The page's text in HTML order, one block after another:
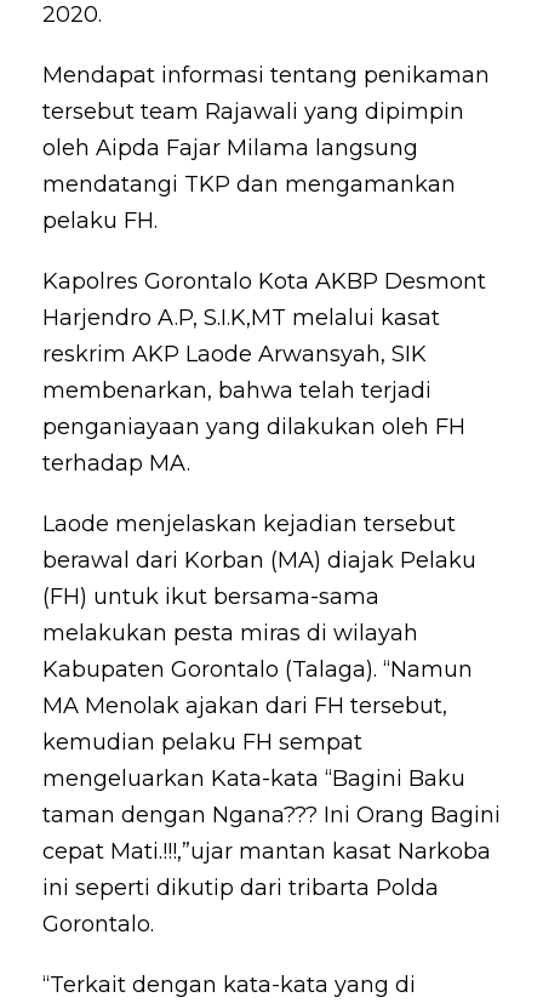
2020.
Mendapat informasi tentang penikaman
tersebut team Rajawali yang dipimpin
oleh Aipda Fajar Milama langsung
mendatangi TKP dan mengamankan
pelaku FH.
Kapolres Gorontalo Kota AKBP Desmont
Harjendro A.P, S.I.K,MT melalui kasat
reskrim AKP Laode Arwansyah, SIK
membenarkan, bahwa telah terjadi
penganiayaan yang dilakukan oleh FH
terhadap MA.
Laode menjelaskan kejadian tersebut
berawal dari Korban (MA) diajak Pelaku
(FH) untuk ikut bersama-sama
melakukan pesta miras di wilayah
Kabupaten Gorontalo (Talaga). “Namun
MA Menolak ajakan dari FH tersebut,
kemudian pelaku FH sempat
mengeluarkan Kata-kata “Bagini Baku
taman dengan Ngana??? Ini Orang Bagini
cepat Mati.!!!,”ujar mantan kasat Narkoba
ini seperti dikutip dari tribarta Polda
Gorontalo.
“Terkait dengan kata-kata yang di